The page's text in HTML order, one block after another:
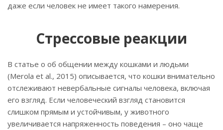
даже если человек не имеет такого намерения.
Стрессовые реакции
В статье о об общении между кошками и людьми
(Merola et al., 2015) описывается, что кошки внимательно
отслеживают невербальные сигналы человека, включая
его взгляд. Если человеческий взгляд становится
слишком прямым и устойчивым, у животного
увеличивается напряженность поведения – оно чаще